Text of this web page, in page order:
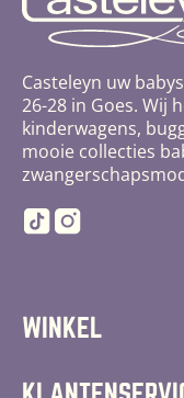
Casteleyn uw
26-28 in Goes. Wij
kinderwagens,
mooie collecties
TikTokInstagram
WINKEL
Autostoelen